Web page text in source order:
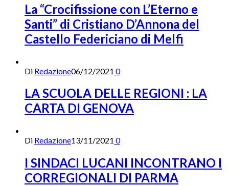
La “Crocifissione con L’Eterno e
Santi” di Cristiano D’Annona del
Castello Federiciano di Melfi
Di Redazione06/12/2021 0
LA SCUOLA DELLE REGIONI : LA
CARTA DI GENOVA
Di Redazione13/11/2021 0
I SINDACI LUCANI INCONTRANO I
CORREGIONALI DI PARMA